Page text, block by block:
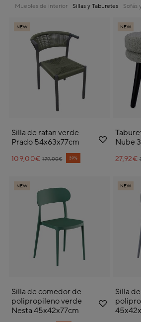
Muebles de interior Sillas y Taburetes Sofás
NEW
Silla de ratan verde
Prado 54x63x77cm
Price reduced from
179,00€
to 39%
109,00€
NEW
Nube
27,92€
NEW
Silla de comedor de
polipropileno verde
Nesta 45x42x77cm
NEW
Silla